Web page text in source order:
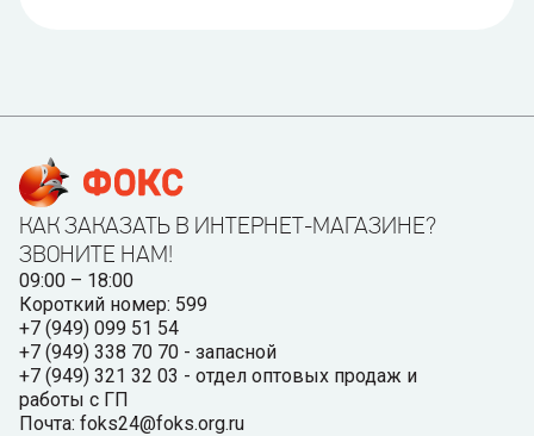
КАК ЗАКАЗАТЬ В ИНТЕРНЕТ-МАГАЗИНЕ?
ЗВОНИТЕ НАМ!
09:00 – 18:00
Короткий номер: 599
+7 (949) 099 51 54
+7 (949) 338 70 70 - запасной
+7 (949) 321 32 03 - отдел оптовых продаж и
работы с ГП
Почта: foks24@foks.org.ru